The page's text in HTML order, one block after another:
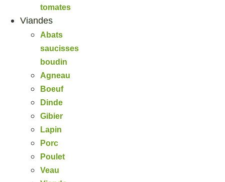
tomates
Viandes
Abats
saucisses
boudin
Agneau
Boeuf
Dinde
Gibier
Lapin
Porc
Poulet
Veau